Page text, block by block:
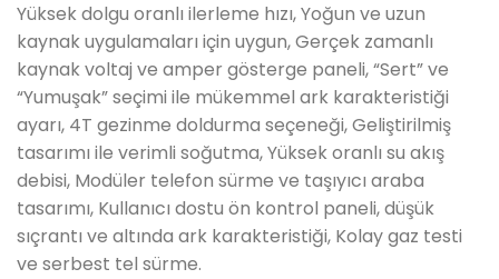
Yüksek dolgu oranlı ilerleme hızı, Yoğun ve uzun
kaynak uygulamaları için uygun, Gerçek zamanlı
kaynak voltaj ve amper gösterge paneli, “Sert” ve
“Yumuşak” seçimi ile mükemmel ark karakteristiği
ayarı, 4T gezinme doldurma seçeneği, Geliştirilmiş
tasarımı ile verimli soğutma, Yüksek oranlı su akış
debisi, Modüler telefon sürme ve taşıyıcı araba
tasarımı, Kullanıcı dostu ön kontrol paneli, düşük
sıçrantı ve altında ark karakteristiği, Kolay gaz testi
ve serbest tel sürme.